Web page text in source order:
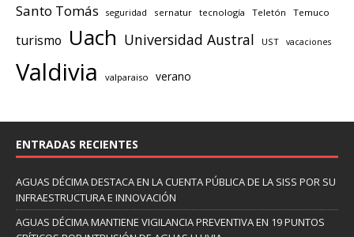
Santo Tomás seguridad sernatur tecnología Teletón Temuco
turismo Uach Universidad Austral UST vacaciones
Valdivia valparaiso verano
ENTRADAS RECIENTES
AGUAS DÉCIMA DESTACA EN LA CUENTA PÚBLICA DE LA SISS POR SU
INFRAESTRUCTURA E INNOVACIÓN
AGUAS DÉCIMA MANTIENE VIGILANCIA PREVENTIVA EN 19 PUNTOS